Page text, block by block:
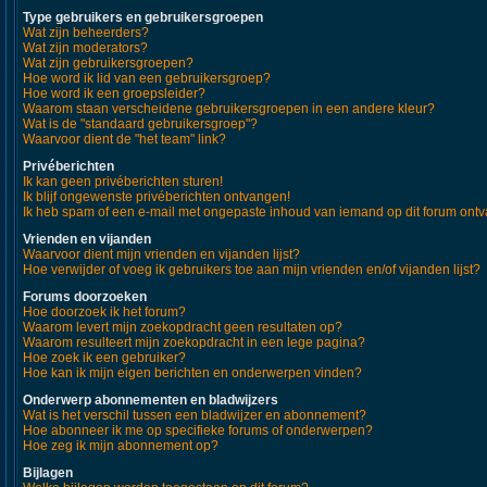
Type gebruikers en gebruikersgroepen
Wat zijn beheerders?
Wat zijn moderators?
Wat zijn gebruikersgroepen?
Hoe word ik lid van een gebruikersgroep?
Hoe word ik een groepsleider?
Waarom staan verscheidene gebruikersgroepen in een andere kleur?
Wat is de "standaard gebruikersgroep"?
Waarvoor dient de "het team" link?
Privéberichten
Ik kan geen privéberichten sturen!
Ik blijf ongewenste privéberichten ontvangen!
Ik heb spam of een e-mail met ongepaste inhoud van iemand op dit forum
Vrienden en vijanden
Waarvoor dient mijn vrienden en vijanden lijst?
Hoe verwijder of voeg ik gebruikers toe aan mijn vrienden en/of vijanden lijst?
Forums doorzoeken
Hoe doorzoek ik het forum?
Waarom levert mijn zoekopdracht geen resultaten op?
Waarom resulteert mijn zoekopdracht in een lege pagina?
Hoe zoek ik een gebruiker?
Hoe kan ik mijn eigen berichten en onderwerpen vinden?
Onderwerp abonnementen en bladwijzers
Wat is het verschil tussen een bladwijzer en abonnement?
Hoe abonneer ik me op specifieke forums of onderwerpen?
Hoe zeg ik mijn abonnement op?
Bijlagen